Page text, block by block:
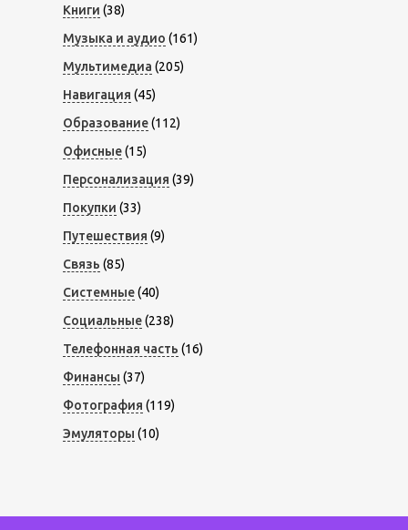
Книги (38)
Музыка и аудио (161)
Мультимедиа (205)
Навигация (45)
Образование(112)
Офисные(15)
Персонализация (39)
Покупки (33)
Путешествия (9)
Связь (85)
Системные(40)
Социальные(238)
Телефонная часть (16)
Финансы (37)
Фотография (119)
Эмуляторы (10)